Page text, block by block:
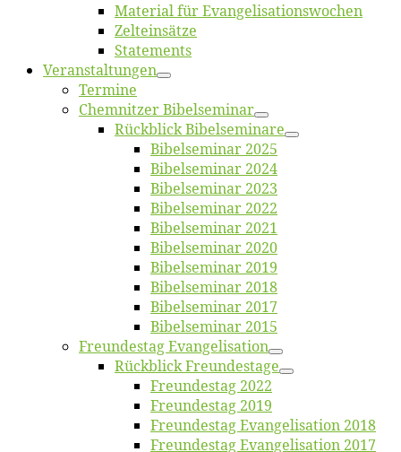
Ma­te­ri­al für Evangelisationswochen
Zelt­ein­sät­ze
State­ments
Ver­an­stal­tun­gen
Ter­mi­ne
Chemnit­zer Bibelseminar
Rück­blick Bibelseminare
Bi­bel­se­mi­nar 2025
Bi­bel­se­mi­nar 2024
Bi­bel­se­mi­nar 2023
Bi­bel­se­mi­nar 2022
Bi­bel­se­mi­nar 2021
Bi­bel­se­mi­nar 2020
Bi­bel­se­mi­nar 2019
Bi­bel­se­mi­nar 2018
Bibelsemi­nar 2017
Bibelsemi­nar 2015
Freun­des­tag Evangelisation
Rück­blick Freundestage
Freun­des­tag 2022
Freun­des­tag 2019
Freun­des­tag Evan­ge­li­sa­ti­on 2018
Freun­des­tag Evan­ge­li­sa­ti­on 2017